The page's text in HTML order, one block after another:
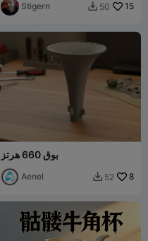
Stigern  50 15
بوق 660 هرتز
Aenel  52 8